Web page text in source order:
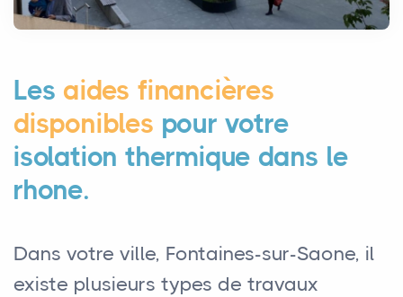
Les aides financières
disponibles pour votre
isolation thermique dans le
rhone.
Dans votre ville, Fontaines-sur-Saone, il
existe plusieurs types de travaux